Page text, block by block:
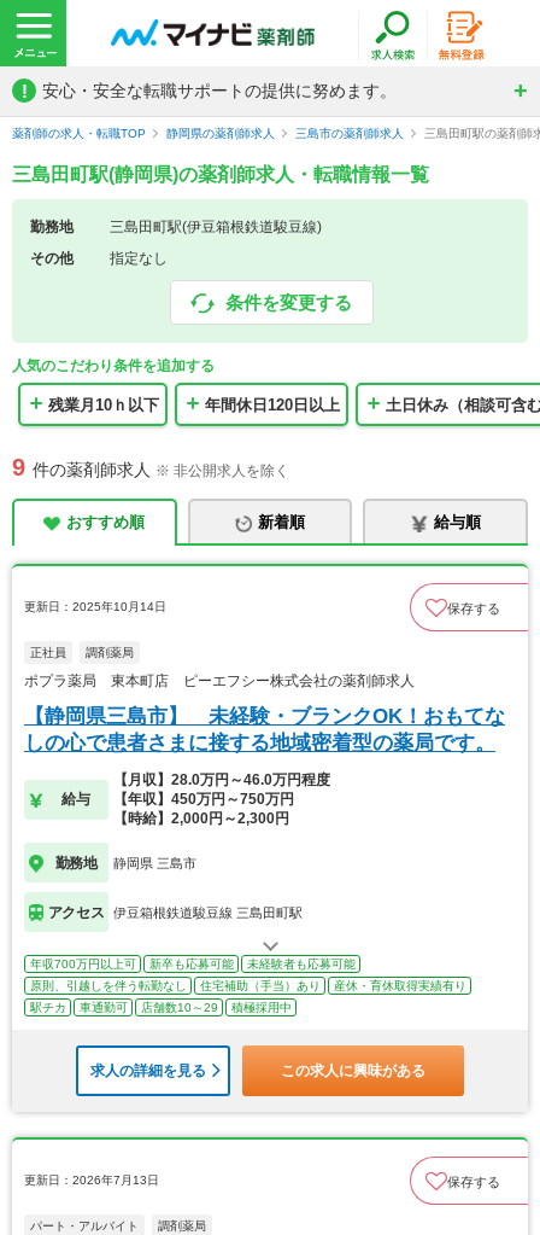
! 安心・安全な転職サポートの提供に努めます。
薬剤師の求人・転職TOP 静岡県の薬剤師求人 三島市の薬剤師求人 三島田町駅の薬剤師
三島田町駅(静岡県)の薬剤師求人・転職情報一覧
勤務地
三島田町駅(伊豆箱根鉄道駿豆線)
その他
指定なし
条件を変更する
人気のこだわり条件を追加する
残業月10ｈ以下 年間休日120日以上 土日休み（相談可含
9 件の薬剤師求人 ※ 非公開求人を除く
おすすめ順 新着順 給与順
更新日：2025年10月14日 保存する
正社員 調剤薬局
ポプラ薬局 東本町店 ピーエフシー株式会社の薬剤師求人
【静岡県三島市】 未経験・ブランクOK！おもてな
しの心で患者さまに接する地域密着型の薬局です。
給与
【月収】28.0万円～46.0万円程度
【年収】450万円～750万円
【時給】2,000円～2,300円
勤務地 静岡県 三島市
アクセス 伊豆箱根鉄道駿豆線 三島田町駅
年収700万円以上可 新卒も応募可能
未経験者も応募可能
原則、引越しを伴う転勤なし
住宅補助（手当）あり
産休・育休取得実績有り
駅チカ
車通勤可 店舗数10～29 積極採用中
求人の詳細を見る この求人に興味がある
更新日：2026年7月13日 保存する
パート・アルバイト 調剤薬局